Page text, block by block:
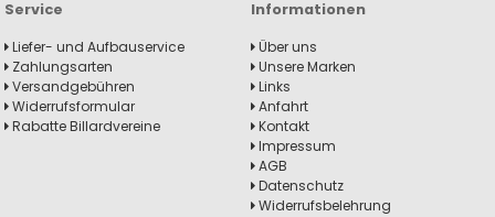
Service
Liefer- und Aufbauservice
Zahlungsarten
Versandgebühren
Widerrufsformular
Rabatte Billardvereine
Informationen
Über uns
Unsere Marken
Links
Anfahrt
Kontakt
Impressum
AGB
Datenschutz
Widerrufsbelehrung